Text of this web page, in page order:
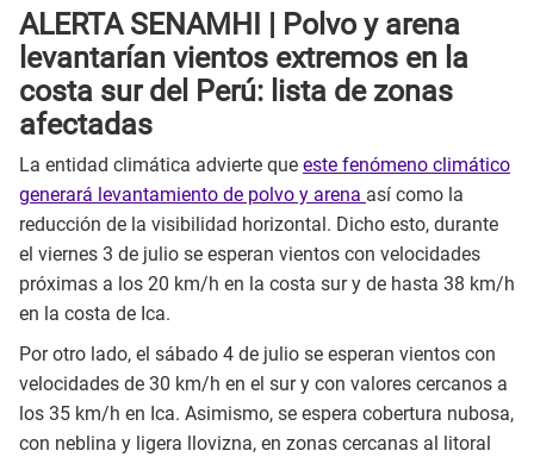
ALERTA SENAMHI | Polvo y arena
levantarían vientos extremos en la
costa sur del Perú: lista de zonas
afectadas
La entidad climática advierte que este fenómeno climático
generará levantamiento de polvo y arena así como la
reducción de la visibilidad horizontal. Dicho esto, durante
el viernes 3 de julio se esperan vientos con velocidades
próximas a los 20 km/h en la costa sur y de hasta 38 km/h
en la costa de Ica.
Por otro lado, el sábado 4 de julio se esperan vientos con
velocidades de 30 km/h en el sur y con valores cercanos a
los 35 km/h en Ica. Asimismo, se espera cobertura nubosa,
con neblina y ligera llovizna, en zonas cercanas al litoral